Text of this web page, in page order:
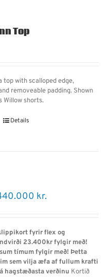
Top
top with scalloped edge,
removeable padding. Shown
Willow shorts.
Details
kr.
440.000 kr.
fyrir flex og
23.400kr fylgir með!
tímum fylgir með! Þetta
sem vilja æfa af fullum krafti
hagstæðasta verðinu Kortið